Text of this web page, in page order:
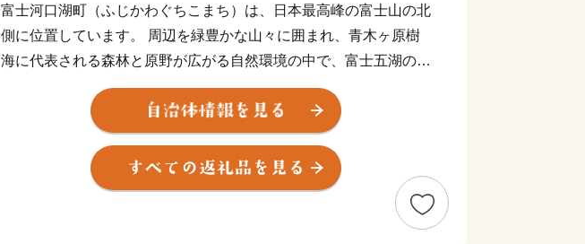
富士河口湖町（ふじかわぐちこまち）は、日本最高峰の富士山の北
側に位置しています。 周辺を緑豊かな山々に囲まれ、青木ヶ原樹
海に代表される森林と原野が広がる自然環境の中で、富士五湖のう
ち、河口湖、西湖、精進湖、本栖湖という全く特徴の異なった４つ
の湖を有する日本屈指の景勝地として高い評価を得ています。南は
富士山の傾斜地、北は御坂山系に挟まれた高原のため夏季は過ごし
やすく、四季折々、美しく豊かな自然を求めて国内外から多くの
人々が訪れる国際観光地です。後世に向け「富士山」が世界文化遺